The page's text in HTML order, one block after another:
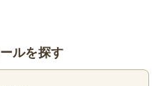
ルを探す